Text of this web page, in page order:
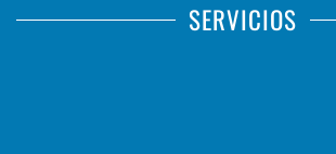
SERVICIOS